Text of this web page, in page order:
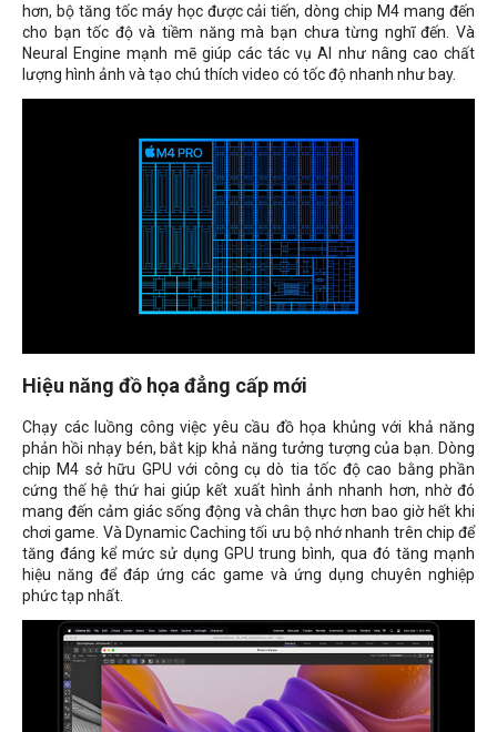
hơn, bộ tăng tốc máy học được cải tiến, dòng chip M4 mang đến
cho bạn tốc độ và tiềm năng mà bạn chưa từng nghĩ đến. Và
Neural Engine mạnh mẽ giúp các tác vụ AI như nâng cao chất
lượng hình ảnh và tạo chú thích video có tốc độ nhanh như bay.
Hiệu năng đồ họa đẳng cấp mới
Chạy các luồng công việc yêu cầu đồ họa khủng với khả năng
phản hồi nhạy bén, bắt kịp khả năng tưởng tượng của bạn. Dòng
chip M4 sở hữu GPU với công cụ dò tia tốc độ cao bằng phần
cứng thế hệ thứ hai giúp kết xuất hình ảnh nhanh hơn, nhờ đó
mang đến cảm giác sống động và chân thực hơn bao giờ hết khi
chơi game. Và Dynamic Caching tối ưu bộ nhớ nhanh trên chip để
tăng đáng kể mức sử dụng GPU trung bình, qua đó tăng mạnh
hiệu năng để đáp ứng các game và ứng dụng chuyên nghiệp
phức tạp nhất.